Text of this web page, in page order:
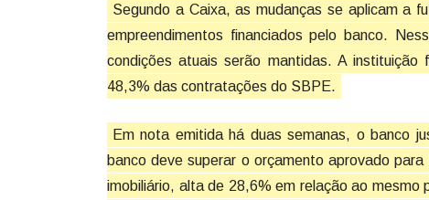
Segundo a Caixa, as mudanças se aplicam a
empreendimentos financiados pelo banco.
condições atuais serão mantidas. A instituição
48,3% das contratações do SBPE.
Em nota emitida há duas semanas, o banco
banco deve superar o orçamento aprovado
imobiliário, alta de 28,6% em relação ao